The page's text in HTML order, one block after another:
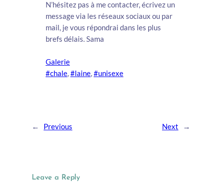
N’hésitez pas à me contacter, écrivez un
message via les réseaux sociaux ou par
mail, je vous répondrai dans les plus
brefs délais. Sama
Galerie
#chale, #laine, #unisexe
← Previous Next →
Leave a Reply